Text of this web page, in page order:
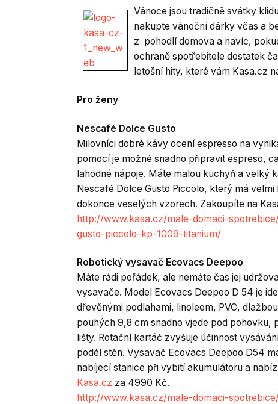
Vánoce jsou tradičně svátky
nakupte vánoční dárky včas a
z pohodlí domova a navíc,
ochraně spotřebitele dostatek
letošní hity, které vám Kasa.cz
Pro ženy
Nescafé Dolce Gusto
Milovníci dobré kávy ocení espresso na
pomocí je možné snadno připravit espreso,
lahodné nápoje. Máte malou kuchyň a velký
Nescafé Dolce Gusto Piccolo, který má
dokonce veselých vzorech. Zakoupíte na
http://www.kasa.cz/male-domaci-
gusto-piccolo-kp-1009-titanium/
Robotický vysavač Ecovacs Deepoo
Máte rádi pořádek, ale nemáte čas jej
vysavače. Model Ecovacs Deepoo D 54 je
dřevěnými podlahami, linoleem, PVC,
pouhých 9,8 cm snadno vjede pod
lišty. Rotační kartáč zvyšuje účinnost
podél stěn. Vysavač Ecovacs Deepoo D54
nabíjecí stanice při vybití akumulátoru a
Kasa.cz za 4990 Kč.
http://www.kasa.cz/male-domaci-